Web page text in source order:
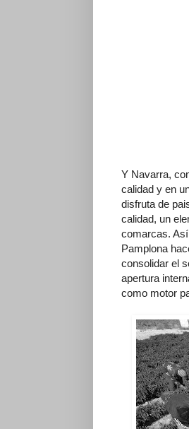
Y Navarra,
calidad y en
disfruta de
calidad, un
comarcas.
Pamplona
consolidar el
apertura
como motor